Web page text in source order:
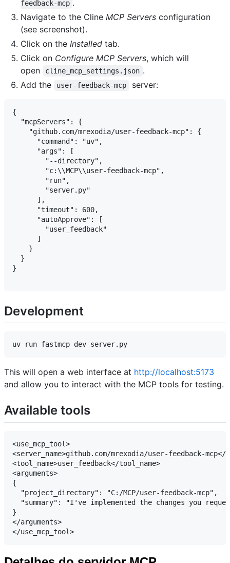
feedback-mcp .
Navigate to the Cline MCP Servers configuration
(see screenshot).
Click on the Installed tab.
Click on Configure MCP Servers, which will
open
cline_mcp_settings.json .
Add the
user-feedback-mcp server:
{
  "mcpServers": {
    "github.com/mrexodia/user-feedback-mcp": {
      "command": "uv",
      "args": [
        "--directory",
        "c:\\MCP\\user-feedback-mcp",
        "run",
        "server.py"
      ],
      "timeout": 600,
      "autoApprove": [
        "user_feedback"
      ]
    }
  }
}
Development
This will open a web interface at http://localhost:5173
and allow you to interact with the MCP tools for testing.
Available tools
<use_mcp_tool>
<server_name>github.com/mrexodia/user-feedback-mcp</
<tool_name>user_feedback</tool_name>
<arguments>
{
  "project_directory": "C:/MCP/user-feedback-mcp",
"summary": "I've implemented the changes you
}
</arguments>